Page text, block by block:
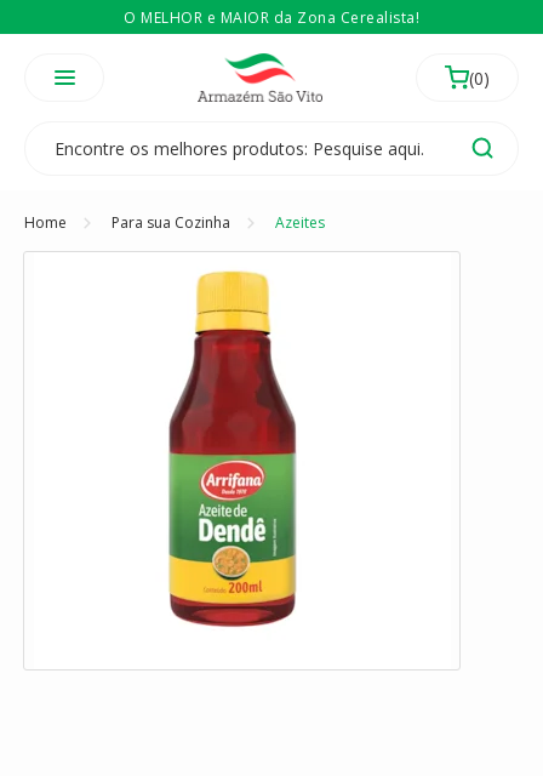
O MELHOR e MAIOR da Zona Cerealista!
Temos 3 lojas físicas na Zona Cerealista de São Paulo!
É revendedor? EntãoCompre no atacado
Home Para sua Cozinha Azeites